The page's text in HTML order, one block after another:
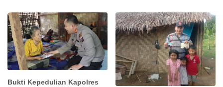
Bukti Kepedulian Kapolres